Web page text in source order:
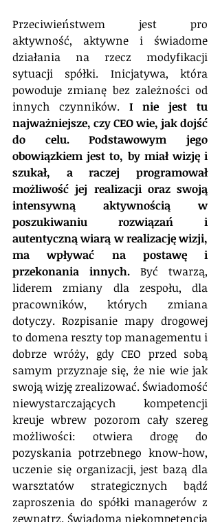
Przeciwieństwem jest pro
aktywność, aktywne i świadome
działania na rzecz modyfikacji
sytuacji spółki. Inicjatywa, która
powoduje zmianę bez zależności od
innych czynników. I nie jest tu
najważniejsze, czy CEO wie, jak dojść
do celu. Podstawowym jego
obowiązkiem jest to, by miał wizję i
szukał, a raczej programował
możliwość jej realizacji oraz swoją
intensywną aktywnością w
poszukiwaniu rozwiązań i
autentyczną wiarą w realizację wizji,
ma wpływać na postawę i
przekonania innych. Być twarzą,
liderem zmiany dla zespołu, dla
pracowników, których zmiana
dotyczy. Rozpisanie mapy drogowej
to domena reszty top managementu i
dobrze wróży, gdy CEO przed sobą
samym przyznaje się, że nie wie jak
swoją wizję zrealizować. Świadomość
niewystarczających kompetencji
kreuje wbrew pozorom cały szereg
możliwości: otwiera drogę do
pozyskania potrzebnego know-how,
uczenie się organizacji, jest bazą dla
warsztatów strategicznych bądź
zaproszenia do spółki managerów z
zewnątrz. Świadomą niekompetencją